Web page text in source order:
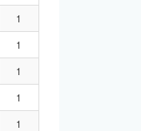
1
1
1
1
1